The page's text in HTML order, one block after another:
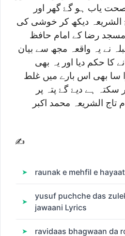
یاب ہو گۓ گھر اور
الشریعہ دیکھ کر خوشی کی
رضا کے امام حافظ
نے یہ واقعہ مجھ سے بیان
کا حکم دیا اور یہ بھی
سا بھی اس بارے میں غلط
ہے دیۓ گۓ پتہ پر
تاج الشریعہ محمد اکبر
✍
raunak e mehfil e
yusuf puchche das
jawaani Lyrics
ravidaas bhagwaan da